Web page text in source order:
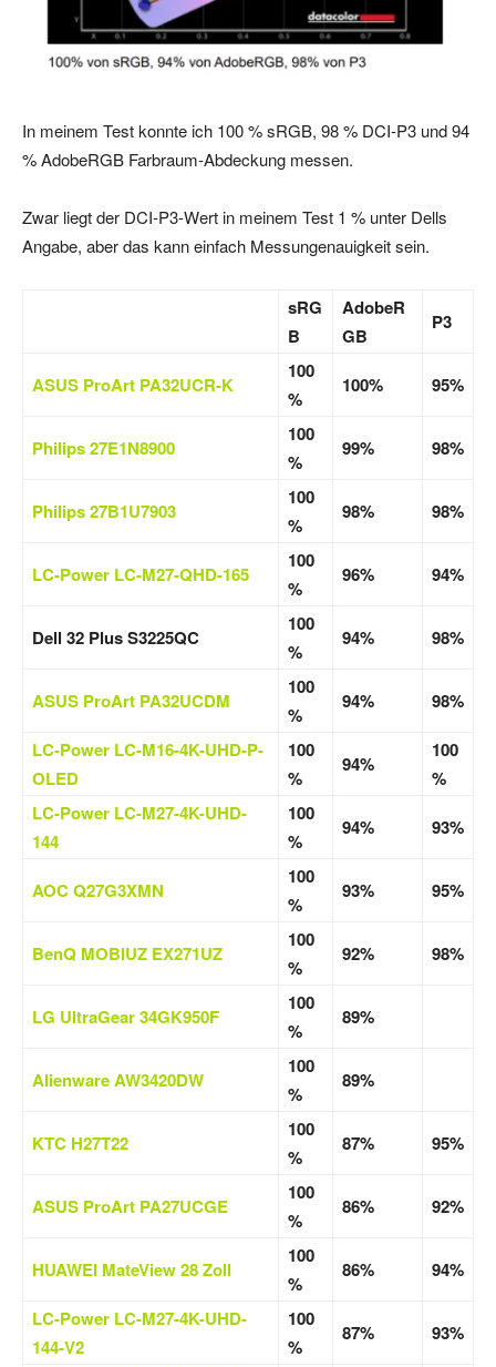
In meinem Test konnte ich 100 % sRGB, 98 % DCI-P3 und 94
% AdobeRGB Farbraum-Abdeckung messen.
Zwar liegt der DCI-P3-Wert in meinem Test 1 % unter Dells
Angabe, aber das kann einfach Messungenauigkeit sein.
sRG
B
AdobeR
GB
P3
ASUS ProArt PA32UCR-K
100
%
100% 95%
Philips 27E1N8900
100
%
99% 98%
Philips 27B1U7903
100
%
98% 98%
LC-Power LC-M27-QHD-165
100
%
96% 94%
Dell 32 Plus S3225QC
100
%
94% 98%
ASUS ProArt PA32UCDM
100
%
94%
98%
LC-Power LC-M16-4K-UHD-P-
OLED
100
%
94%
100
%
LC-Power LC-M27-4K-UHD-
144
100
%
94% 93%
AOC Q27G3XMN
100
%
93% 95%
BenQ MOBIUZ EX271UZ
100
%
92% 98%
LG UltraGear 34GK950F
100
%
89%
Alienware AW3420DW
100
%
89%
KTC H27T22
100
%
87% 95%
ASUS ProArt PA27UCGE
100
%
86% 92%
HUAWEI MateView 28 Zoll
100
%
86%
94%
LC-Power LC-M27-4K-UHD-
144-V2
100
%
87%
93%